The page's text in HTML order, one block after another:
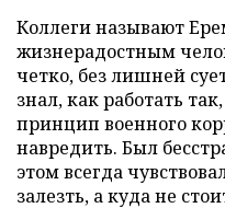
Коллеги называют
жизнерадостным
четко, без лишней
знал, как работать
принцип военного
навредить. Был
этом всегда
залезть, а куда не